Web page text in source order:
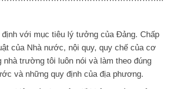
với mục tiêu lý tưởng của Đảng. Chấp
của Nhà nước, nội quy, quy chế của cơ
trường tôi luôn nói và làm theo đúng
và những quy định của địa phương.